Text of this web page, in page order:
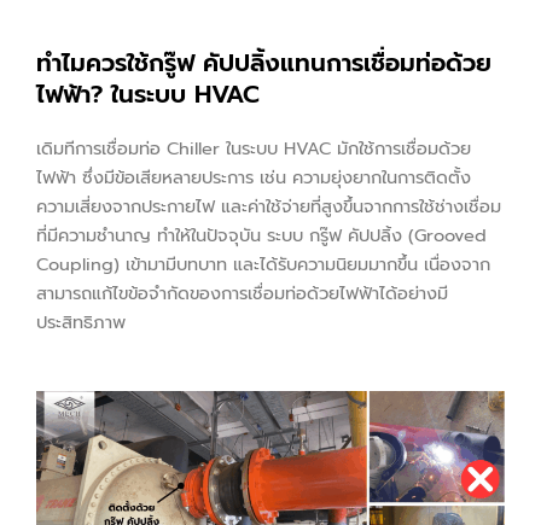
ทำไมควรใช้กรู๊ฟ คัปปลิ้งแทนการเชื่อมท่อด้วย
ไฟฟ้า? ในระบบ HVAC
เดิมทีการเชื่อมท่อ Chiller ในระบบ HVAC มักใช้การเชื่อมด้วย
ไฟฟ้า ซึ่งมีข้อเสียหลายประการ เช่น ความยุ่งยากในการติดตั้ง
ความเสี่ยงจากประกายไฟ และค่าใช้จ่ายที่สูงขึ้นจากการใช้ช่างเชื่อม
ที่มีความชำนาญ ทำให้ในปัจจุบัน ระบบ กรู๊ฟ คัปปลิ้ง (Grooved
Coupling) เข้ามามีบทบาท และได้รับความนิยมมากขึ้น เนื่องจาก
สามารถแก้ไขข้อจำกัดของการเชื่อมท่อด้วยไฟฟ้าได้อย่างมี
ประสิทธิภาพ